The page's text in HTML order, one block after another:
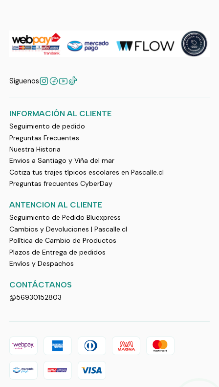
Síguenos
INFORMACIÓN AL CLIENTE
Seguimiento de pedido
Preguntas Frecuentes
Nuestra Historia
Envios a Santiago y Viña del mar
Cotiza tus trajes típicos escolares en Pascalle.cl
Preguntas frecuentes CyberDay
ANTENCION AL CLIENTE
Seguimiento de Pedido Bluexpress
Cambios y Devoluciones | Pascalle.cl
Política de Cambio de Productos
Plazos de Entrega de pedidos
Envíos y Despachos
CONTÁCTANOS
56930152803